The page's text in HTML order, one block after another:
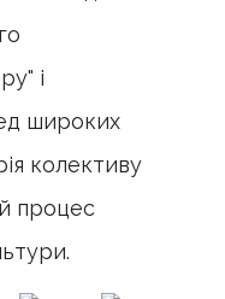
і
широких
колективу
процес